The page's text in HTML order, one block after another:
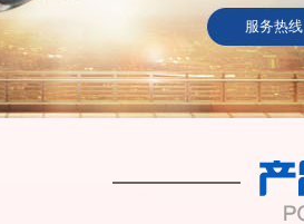
服务热线